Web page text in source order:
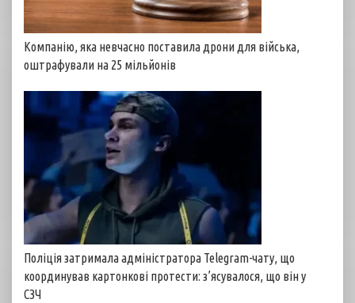
Компанію, яка невчасно поставила дрони для війська,
оштрафували на 25 мільйонів
Поліція затримала адміністратора Telegram-чату, що
координував картонкові протести: з’ясувалося, що він у
СЗЧ